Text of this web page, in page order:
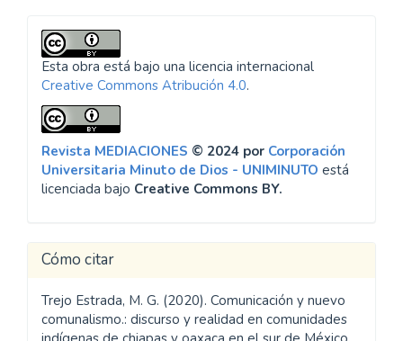
Esta obra está bajo una licencia internacional
Creative Commons Atribución 4.0.
Revista MEDIACIONES © 2024 por Corporación
Universitaria Minuto de Dios - UNIMINUTO está
licenciada bajo Creative Commons BY.
Cómo citar
Trejo Estrada, M. G. (2020). Comunicación y nuevo
comunalismo.: discurso y realidad en comunidades